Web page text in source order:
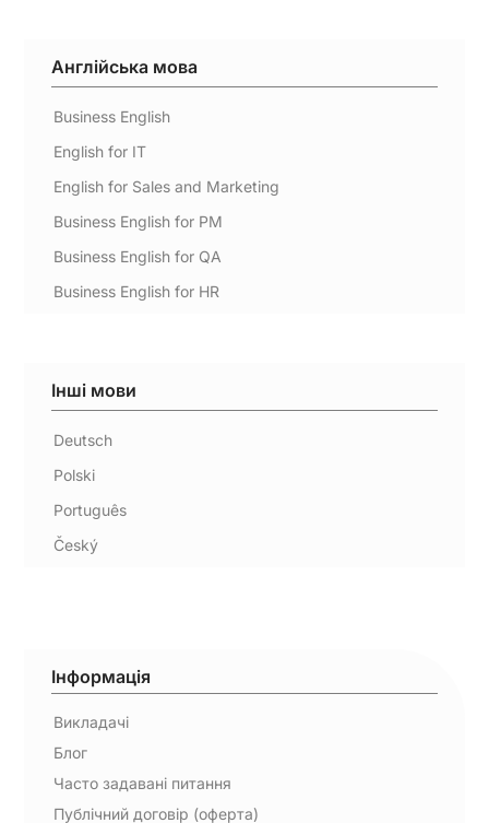
Англійська мова
Business English
English for IT
English for Sales and Marketing
Business English for PM
Business English for QA
Business English for HR
Інші мови
Deutsch
Polski
Português
Český
Інформація
Викладачі
Блог
Часто задавані питання
Публічний договір (оферта)